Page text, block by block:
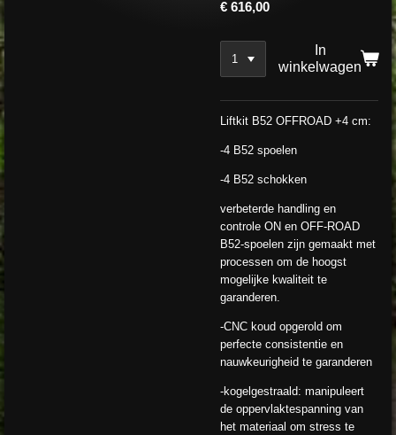
€ 616,00
In
winkelwagen
Liftkit B52 OFFROAD +4 cm:
-4 B52 spoelen
-4 B52 schokken
verbeterde handling en
controle ON en OFF-ROAD
B52-spoelen zijn gemaakt met
processen om de hoogst
mogelijke kwaliteit te
garanderen.
-CNC koud opgerold om
perfecte consistentie en
nauwkeurigheid te garanderen
-kogelgestraald: manipuleert
de oppervlaktespanning van
het materiaal om stress te